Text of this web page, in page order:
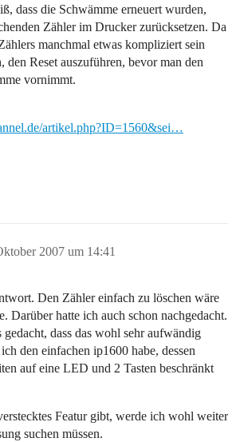
dass die Schwämme erneuert wurden,
Zähler im Drucker zurücksetzen. Da
manchmal etwas kompliziert sein
den Reset auszuführen, bevor man den
vornimmt.
artikel.php?ID=1560&sei…
2007 um 14:41
Den Zähler einfach zu löschen wäre
Darüber hatte ich auch schon nachgedacht.
dass das wohl sehr aufwändig
den einfachen ip1600 habe, dessen
auf eine LED und 2 Tasten beschränkt
Featur gibt, werde ich wohl weiter
suchen müssen.